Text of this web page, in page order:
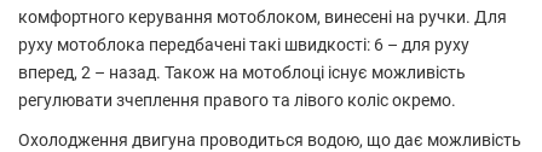
комфортного керування мотоблоком, винесені на ручки. Для
руху мотоблока передбачені такі швидкості: 6 – для руху
вперед, 2 – назад. Також на мотоблоці існує можливість
регулювати зчеплення правого та лівого коліс окремо.
Охолодження двигуна проводиться водою, що дає можливість